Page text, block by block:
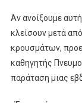
Αν ανοίξουμε
κλείσουν μετά
κρουσμάτων,
καθηγητής
παράταση μιας